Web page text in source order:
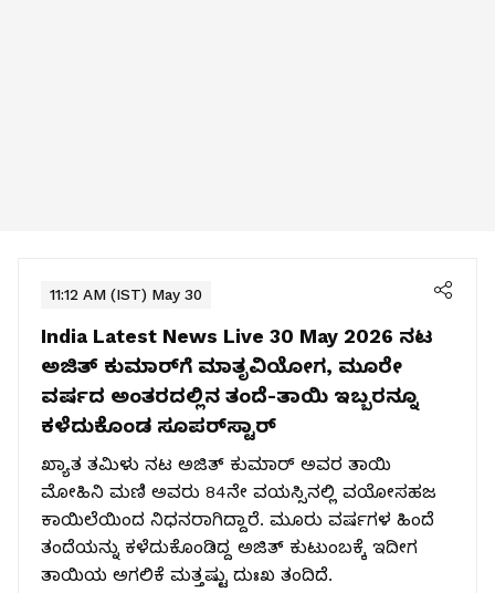
11:12 AM (IST) May 30
India Latest News Live 30 May 2026 ನಟ
ಅಜಿತ್‌ ಕುಮಾರ್‌ಗೆ ಮಾತೃವಿಯೋಗ, ಮೂರೇ
ವರ್ಷದ ಅಂತರದಲ್ಲಿನ ತಂದೆ-ತಾಯಿ ಇಬ್ಬರನ್ನೂ
ಕಳೆದುಕೊಂಡ ಸೂಪರ್‌ಸ್ಟಾರ್‌
ಖ್ಯಾತ ತಮಿಳು ನಟ ಅಜಿತ್ ಕುಮಾರ್ ಅವರ ತಾಯಿ
ಮೋಹಿನಿ ಮಣಿ ಅವರು 84ನೇ ವಯಸ್ಸಿನಲ್ಲಿ ವಯೋಸಹಜ
ಕಾಯಿಲೆಯಿಂದ ನಿಧನರಾಗಿದ್ದಾರೆ. ಮೂರು ವರ್ಷಗಳ ಹಿಂದೆ
ತಂದೆಯನ್ನು ಕಳೆದುಕೊಂಡಿದ್ದ ಅಜಿತ್ ಕುಟುಂಬಕ್ಕೆ ಇದೀಗ
ತಾಯಿಯ ಅಗಲಿಕೆ ಮತ್ತಷ್ಟು ದುಃಖ ತಂದಿದೆ.